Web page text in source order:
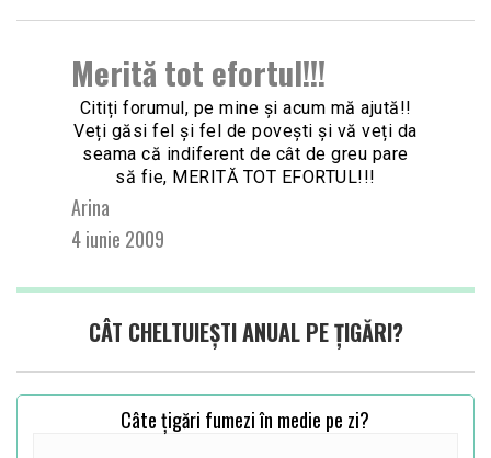
Merită tot efortul!!!
Citiți forumul, pe mine și acum mă ajută!!
Veți găsi fel și fel de povești și vă veți da
seama că indiferent de cât de greu pare
să fie, MERITĂ TOT EFORTUL!!!
Arina
4 iunie 2009
CÂT CHELTUIEȘTI ANUAL PE ȚIGĂRI?
Câte țigări fumezi în medie pe zi?